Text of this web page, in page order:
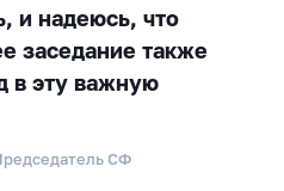
и надеюсь, что
заседание также
в эту важную
СФ